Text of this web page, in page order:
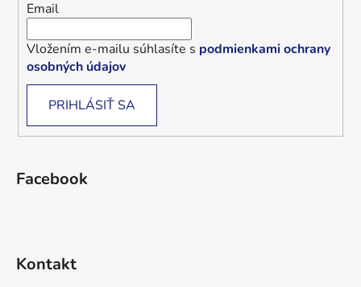
Email
Vložením e-mailu súhlasíte s podmienkami ochrany
osobných údajov
PRIHLÁSIŤ SA
Facebook
Kontakt